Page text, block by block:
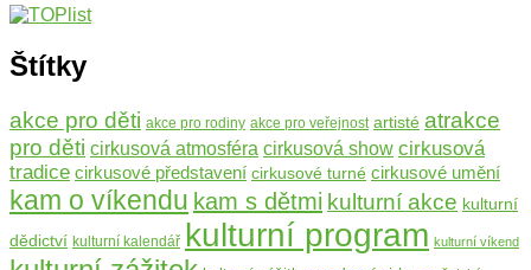
Štítky
akce pro děti akce pro rodiny akce pro veřejnost artisté atrakce
pro děti cirkusová atmosféra cirkusová show cirkusová
tradice cirkusové představení cirkusové turné cirkusové umění
kam o víkendu kam s dětmi kulturní akce kulturní
dědictví kulturní kalendář kulturní program kulturní víkend